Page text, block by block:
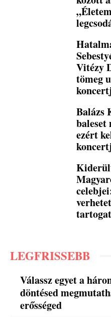
Vitézy
tömeg
Balázs
ezért
LEGFRISSEBB
Válassz egyet a
döntésed
erősséged